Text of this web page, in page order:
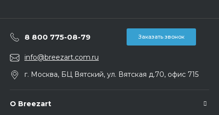
8 800 775-08-79 Заказать звонок
info@breezart.com.ru
г. Москва, БЦ Вятский, ул. Вятская д.70, офис 715
О Breezart